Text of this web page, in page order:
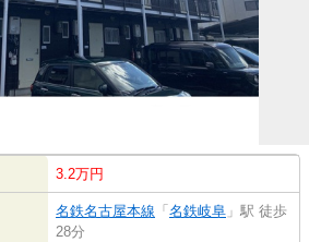
3.2万円
名鉄名古屋本線 「 名鉄岐阜 」駅 徒歩
28分